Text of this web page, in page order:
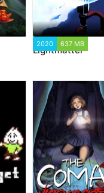
2020 637 MB
Lightmatter